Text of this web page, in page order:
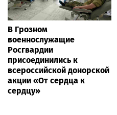
В Грозном
военнослужащие
Росгвардии
присоединились к
всероссийской донорской
акции «От сердца к
сердцу»